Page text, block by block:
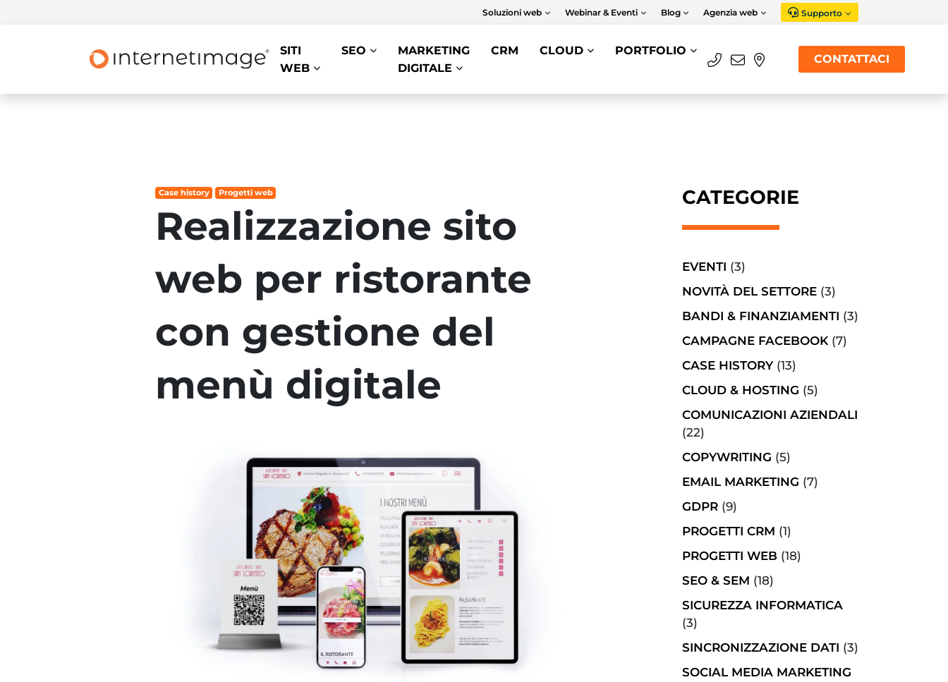
Soluzioni web Webinar & Eventi Blog Agenzia web Supporto
SITI
WEB
SEO
MARKETING
DIGITALE
CRM CLOUD PORTFOLIO
CONTATTACI
Case history Progetti web
Realizzazione sito
web per ristorante
con gestione del
menù digitale
CATEGORIE
EVENTI (3)
NOVITÀ DEL SETTORE(3)
BANDI & FINANZIAMENTI (3)
CAMPAGNE FACEBOOK(7)
CASE HISTORY(13)
CLOUD & HOSTING (5)
COMUNICAZIONI AZIENDALI
(22)
COPYWRITING (5)
EMAIL MARKETING (7)
GDPR(9)
PROGETTI CRM (1)
PROGETTI WEB(18)
SEO & SEM (18)
SICUREZZA INFORMATICA
(3)
SINCRONIZZAZIONE DATI (3)
SOCIAL MEDIA MARKETING